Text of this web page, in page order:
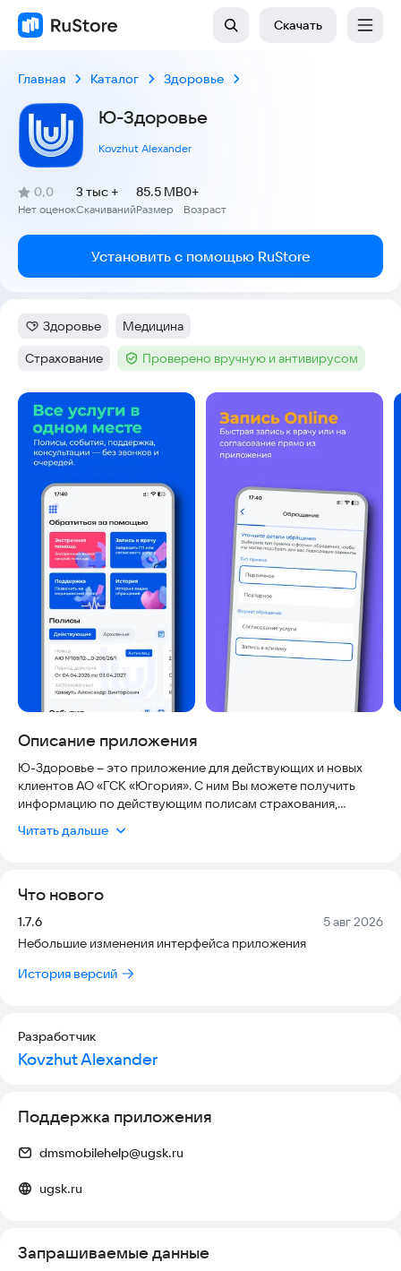
Скачать
Главная Каталог Здоровье
Ю-Здоровье
Kovzhut Alexander
Рейтинг:
0,0
(
Нет оценок
)
Скачиваний
3 тыс +
Размер
85.5 MB
Возраст
0+
Установить с помощью RuStore
Категория:
Здоровье Тег:
Медицина
Тег:
Страхование Тег :Проверено вручную и антивирусом
Скриншоты
Описание приложения
Ю-Здоровье – это приложение для действующих и новых
клиентов АО «ГСК «Югория». С ним Вы можете получить
информацию по действующим полисам страхования,
консультацию или найти ближайший офис компании Югория.
Читать дальше
Что нового
Версия:
1.7.6 Дата:
5 авг 2026
Небольшие изменения интерфейса приложения
История версий
Разработчик
Kovzhut Alexander
Поддержка приложения
dmsmobilehelp@ugsk.ru
ugsk.ru
Запрашиваемые данные